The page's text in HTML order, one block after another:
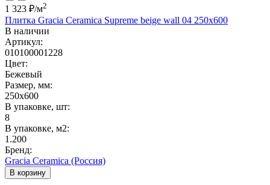
1 323 ₽/м2
Плитка Gracia Ceramica Supreme beige wall 04 250х600
В наличии
Артикул:
010100001228
Цвет:
Бежевый
Размер, мм:
250x600
В упаковке, шт:
8
В упаковке, м2:
1.200
Бренд:
Gracia Ceramica (Россия)
В корзину